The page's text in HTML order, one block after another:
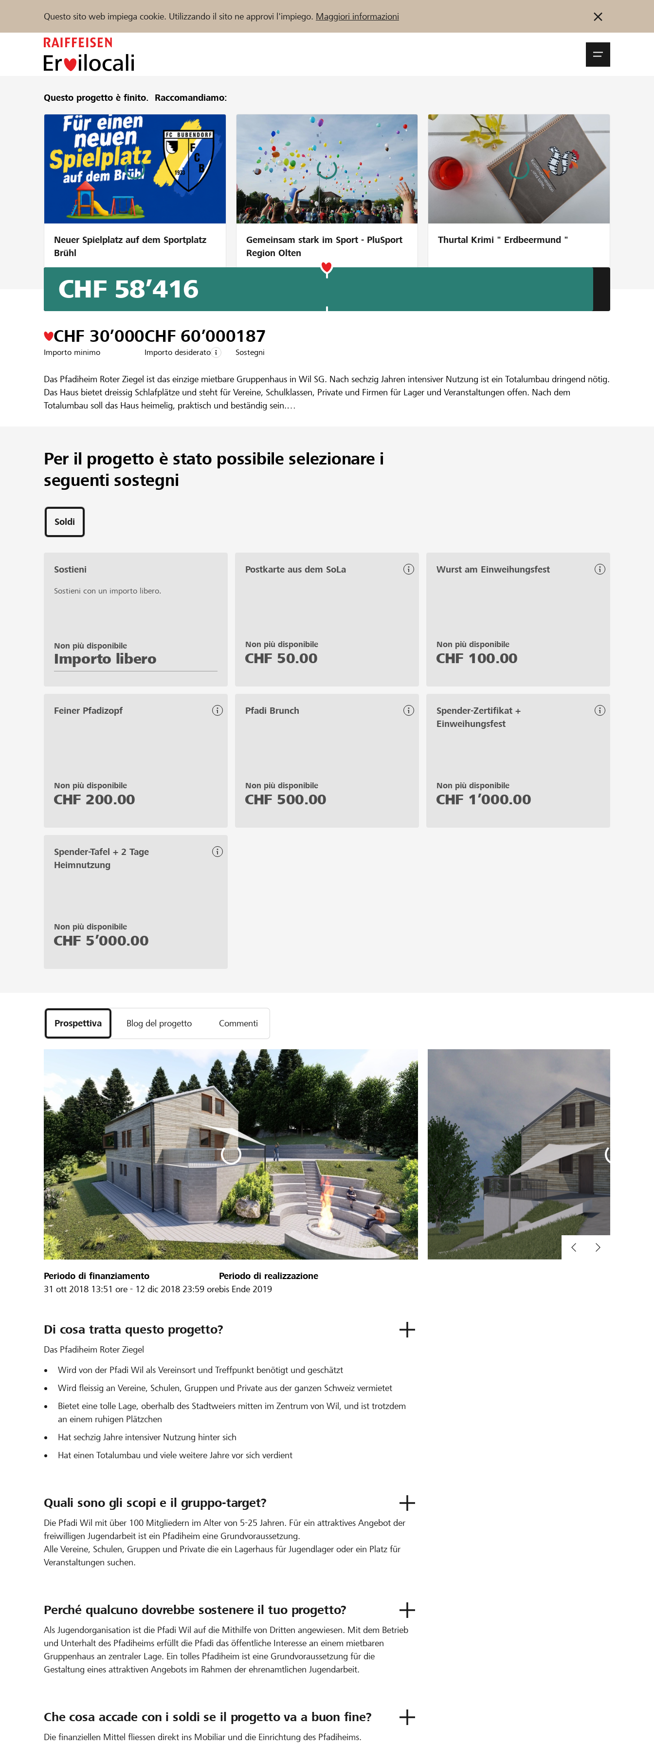
Questo sito web impiega cookie. Utilizzando il sito ne approvi l'impiego. Maggiori informazioni
Sostenere Aiuto & supporto Partner / Banche Raiffeisen
Trova progetti e organizzazioni Inizia ora
FR IT
Questo progetto è finito. Raccomandiamo:
Neuer Spielplatz auf dem Sportplatz
Brühl
Gemeinsam stark im Sport - PluSport
Region Olten
Thurtal Krimi " Erdbeermund "
Pfadiheim Wil "Roter Ziegel"
Un progetto della regione dellaRaiffeisenbank Wil und Umgebung
Das Pfadiheim Roter Ziegel ist das einzige mietbare Gruppenhaus in Wil SG. Nach sechzig Jahren intensiver Nutzung ist ein Totalumbau dringend nötig.
Das Haus bietet dreissig Schlafplätze und steht für Vereine, Schulklassen, Private und Firmen für Lager und Veranstaltungen offen. Nach dem
Totalumbau soll das Haus heimelig, praktisch und beständig sein.
CHF 58’416
CHF 30’000
Importo minimo
CHF 60’000
Importo desiderato
187
Sostegni
Per il progetto è stato possibile selezionare i
seguenti sostegni
Soldi
Sostieni
Sostieni con un importo libero.
Importo libero
Non più disponibile
Postkarte aus dem SoLa
Non più disponibile
CHF 50.00
Wurst am Einweihungsfest
Non più disponibile
CHF 100.00
Feiner Pfadizopf
Non più disponibile
CHF 200.00
Pfadi Brunch
Non più disponibile
CHF 500.00
Spender-Zertifikat +
Einweihungsfest
Non più disponibile
CHF 1’000.00
Spender-Tafel + 2 Tage
Heimnutzung
Non più disponibile
CHF 5’000.00
Prospettiva Blog del progetto Commenti
Periodo di finanziamento
31 ott 2018 13:51 ore - 12 dic 2018 23:59 ore
Periodo di realizzazione
bis Ende 2019
Di cosa tratta questo progetto?
Das Pfadiheim Roter Ziegel
Wird von der Pfadi Wil als Vereinsort und Treffpunkt benötigt und geschätzt
Wird fleissig an Vereine, Schulen, Gruppen und Private aus der ganzen Schweiz vermietet
Bietet eine tolle Lage, oberhalb des Stadtweiers mitten im Zentrum von Wil, und ist trotzdem
an einem ruhigen Plätzchen
Hat sechzig Jahre intensiver Nutzung hinter sich
Hat einen Totalumbau und viele weitere Jahre vor sich verdient
Quali sono gli scopi e il gruppo-target?
Die Pfadi Wil mit über 100 Mitgliedern im Alter von 5-25 Jahren. Für ein attraktives Angebot der
freiwilligen Jugendarbeit ist ein Pfadiheim eine Grundvoraussetzung.
Alle Vereine, Schulen, Gruppen und Private die ein Lagerhaus für Jugendlager oder ein Platz für
Veranstaltungen suchen.
Perché qualcuno dovrebbe sostenere il tuo progetto?
Als Jugendorganisation ist die Pfadi Wil auf die Mithilfe von Dritten angewiesen. Mit dem Betrieb
und Unterhalt des Pfadiheims erfüllt die Pfadi das öffentliche Interesse an einem mietbaren
Gruppenhaus an zentraler Lage. Ein tolles Pfadiheim ist eine Grundvoraussetzung für die
Gestaltung eines attraktiven Angebots im Rahmen der ehrenamtlichen Jugendarbeit.
Che cosa accade con i soldi se il progetto va a buon fine?
Die finanziellen Mittel fliessen direkt ins Mobiliar und die Einrichtung des Pfadiheims.